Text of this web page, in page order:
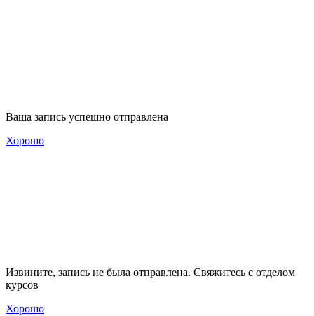
Ваша запись успешно отправлена
Хорошо
Извините, запись не была отправлена. Свяжитесь с отделом
курсов
Хорошо